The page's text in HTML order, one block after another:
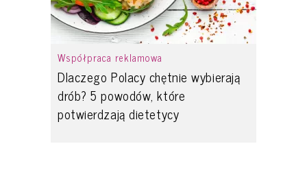
Współpraca reklamowa
Dlaczego Polacy chętnie wybierają
drób? 5 powodów, które
potwierdzają dietetycy